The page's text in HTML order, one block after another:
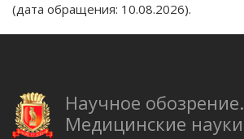
(дата обращения: 10.08.2026).
Научное обозрение.
Медицинские науки